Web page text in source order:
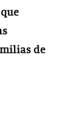
de